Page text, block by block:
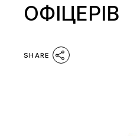
ОФІЦЕРІВ
SHARE